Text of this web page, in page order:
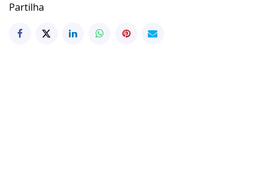
Partilha